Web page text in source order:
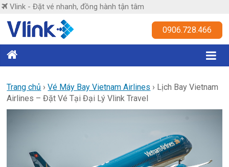
Skip
content
Vlink - Đặt vé nhanh, đồng hành tận tâm
Vlink
nhanh,
đồng
hành
0906.728.466
Trang chủ ›Vé Máy Bay Vietnam Airlines › Lịch Bay Vietnam
Airlines – Đặt Vé Tại Đại Lý Vlink Travel